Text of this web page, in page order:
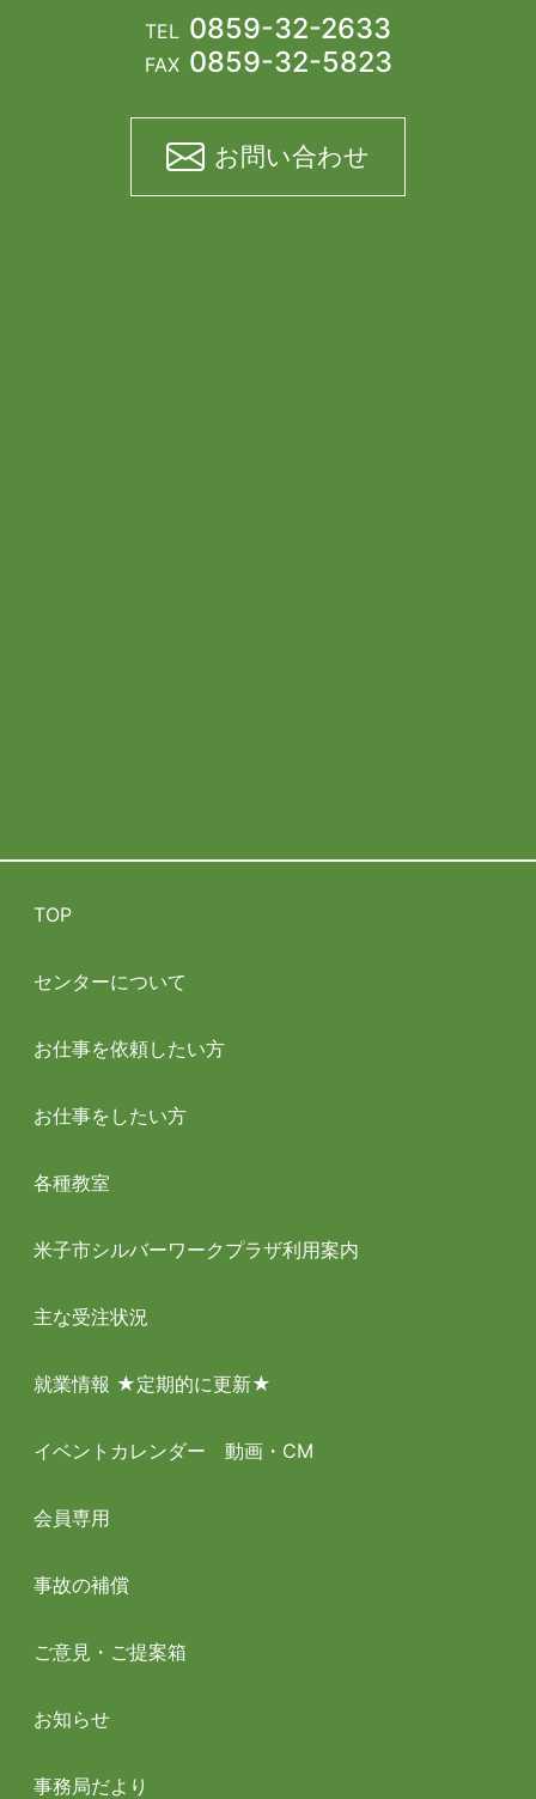
TEL 0859-32-2633
FAX 0859-32-5823
お問い合わせ
TOP
センターについて
お仕事を依頼したい方
お仕事をしたい方
各種教室
米子市シルバーワークプラザ利用案内
主な受注状況
就業情報 ★定期的に更新★
イベントカレンダー 動画・CM
会員専用
事故の補償
ご意見・ご提案箱
お知らせ
事務局だより